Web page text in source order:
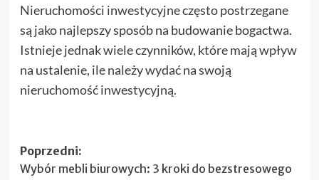
Nieruchomości inwestycyjne często postrzegane
są jako najlepszy sposób na budowanie bogactwa.
Istnieje jednak wiele czynników, które mają wpływ
na ustalenie, ile należy wydać na swoją
nieruchomość inwestycyjną.
Zobacz
Poprzedni:
Wybór mebli biurowych: 3 kroki do bezstresowego